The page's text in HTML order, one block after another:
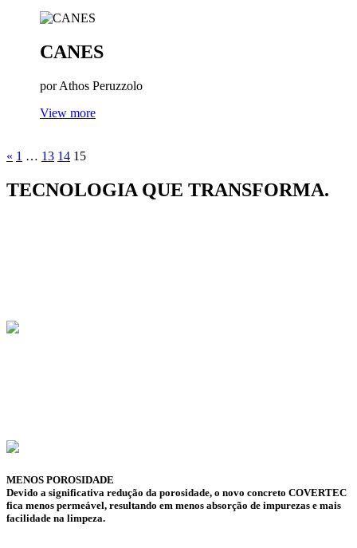
CANES
por Athos Peruzzolo
View more
« 1 … 13 14 15
TECNOLOGIA QUE TRANSFORMA.
MENOS POROSIDADE
Devido a significativa redução da porosidade, o novo concreto COVERTEC
fica menos permeável, resultando em menos absorção de impurezas e mais
facilidade na limpeza.